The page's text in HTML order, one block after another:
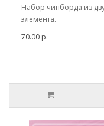
Набор чипборда из
элемента.
70.00 р.